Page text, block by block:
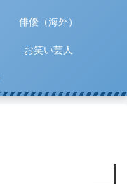
俳優（海外）
お笑い芸人